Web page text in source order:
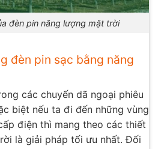
đèn pin năng lượng mặt trời
đèn pin sạc bằng năng
các chuyến dã ngoại phiêu
biệt nếu ta đi đến những vùng
điện thì mang theo các thiết
là giải pháp tối ưu nhất. Đối